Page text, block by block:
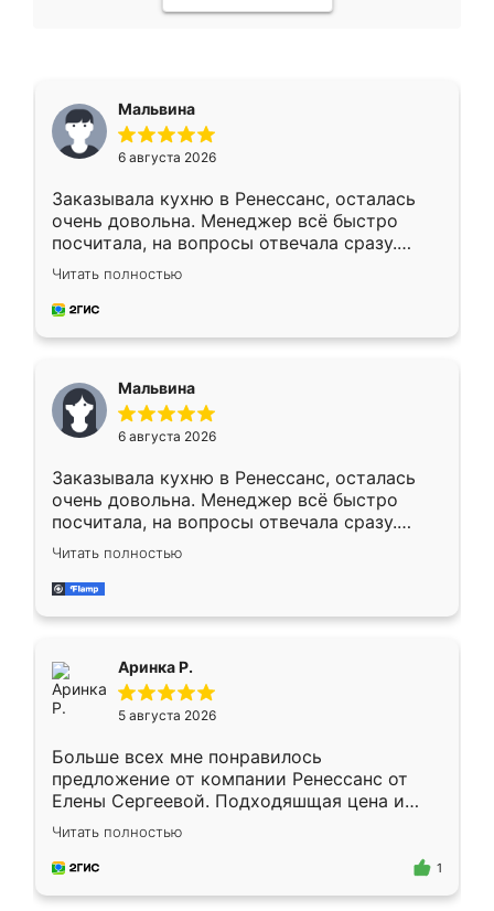
Мальвина
6 августа 2026
Заказывала кухню в Ренессанс, осталась
очень довольна. Менеджер всё быстро
посчитала, на вопросы отвечала сразу.
Замерщик приехал в субботу, подошёл к
делу со всей ответственностью. Собрали
за день, ребята работали аккуратно, даже
Читать полностью
Мальвина
6 августа 2026
Заказывала кухню в Ренессанс, осталась
очень довольна. Менеджер всё быстро
посчитала, на вопросы отвечала сразу.
Замерщик приехал в субботу, подошёл к
делу со всей ответственностью. Собрали
за день, ребята работали аккуратно, даже
Читать полностью
Аринка Р.
5 августа 2026
Больше всех мне понравилось
предложение от компании Ренессанс от
Елены Сергеевой. Подходяшщая цена и
короткие сроки изготовления. Приехавший
для замера сотрудник Владислав
предложил по моему эскизу самый
Читать полностью
1